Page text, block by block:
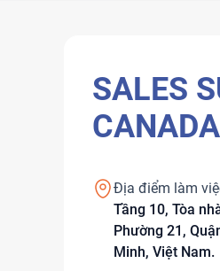
SALES
Địa điểm làm
Tầng 10, Tòa
Phường 21,
Minh, Việt Nam.